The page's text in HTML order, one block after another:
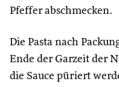
Pfeffer abschmecken.
Die Pasta nach
Ende der Garzeit der
die Sauce püriert